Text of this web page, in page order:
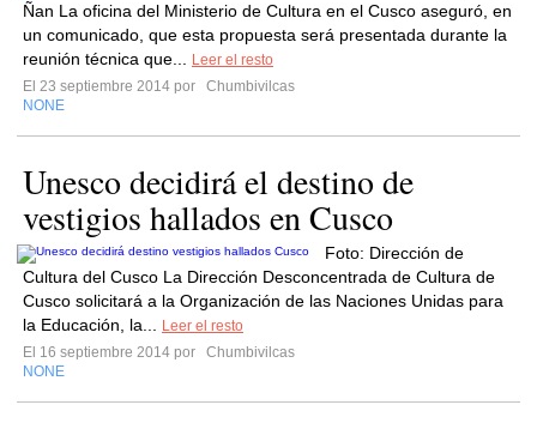
Ñan La oficina del Ministerio de Cultura en el Cusco aseguró, en
un comunicado, que esta propuesta será presentada durante la
reunión técnica que...
Leer el resto
El 23 septiembre 2014 por
Chumbivilcas
NONE
Unesco decidirá el destino de
vestigios hallados en Cusco
Foto: Dirección de
Cultura del Cusco La Dirección Desconcentrada de Cultura de
Cusco solicitará a la Organización de las Naciones Unidas para
la Educación, la...
Leer el resto
El 16 septiembre 2014 por
Chumbivilcas
NONE